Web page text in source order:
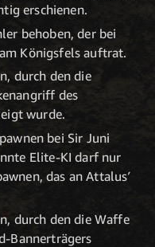
erschienen.
behoben, der bei
Königsfels auftrat.
durch den die
des
wurde.
bei Sir Juni
Elite-KI darf nur
das an Attalus′
durch den die Waffe
Bannerträgers